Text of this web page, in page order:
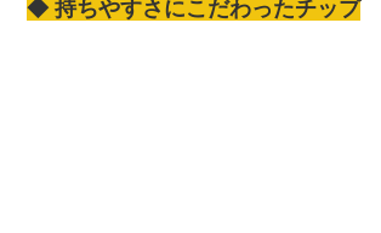
◆ 持ちやすさにこだわったチップ